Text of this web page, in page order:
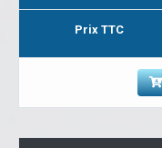
Prix TTC